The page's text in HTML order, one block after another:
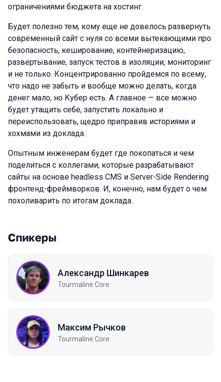
ограничениями бюджета на хостинг.
Будет полезно тем, кому еще не довелось развернуть
современный сайт с нуля со всеми вытекающими про
безопасность, кеширование, контейнеризацию,
развертывание, запуск тестов в изоляции, мониторинг
и не только. Концентрированно пройдемся по всему,
что надо не забыть и вообще можно делать, когда
денег мало, но Кубер есть. А главное — все можно
будет утащить себе, запустить локально и
переиспользовать, щедро приправив историями и
хохмами из доклада.
Опытным инженерам будет где покопаться и чем
поделиться с коллегами, которые разрабатывают
сайты на основе headless CMS и Server-Side Rendering
фронтенд-фреймворков. И, конечно, нам будет о чем
похоливарить по итогам доклада.
Спикеры
Александр Шинкарев
Tourmaline Core
Максим Рычков
Tourmaline Core